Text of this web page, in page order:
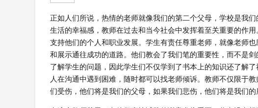
正如人们所说，热情的老师就像我们的第二个父母，学校是我
生活的幸福感，教师在过去和当今社会中发挥着至关重要的作
支持他们的个人和职业发展。学生有责任尊重老师，就像老师
和展示通往成功的道路。他们教会了我们笔的重要性，而不是
了解学生的问题，因此学生们不仅学到了书本上的知识还了解
人在沟通中遇到困难，随时都可以找老师倾诉。教师不仅限于
们受伤，他们将是我们的父母，如果我们悲伤，他们将是我们的